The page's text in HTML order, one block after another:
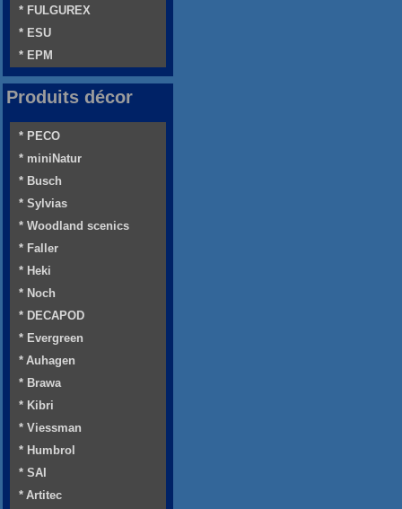
* FULGUREX
* ESU
* EPM
Produits décor
* PECO
* miniNatur
* Busch
* Sylvias
* Woodland scenics
* Faller
* Heki
* Noch
* DECAPOD
* Evergreen
* Auhagen
* Brawa
* Kibri
* Viessman
* Humbrol
* SAI
* Artitec